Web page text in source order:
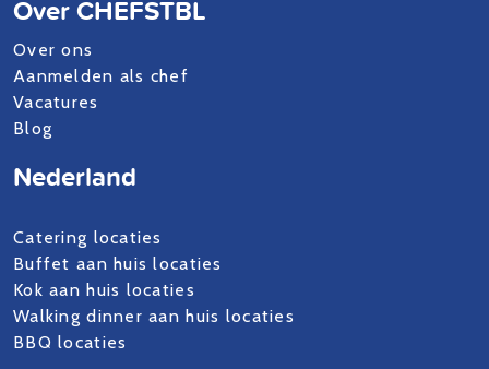
Over CHEFSTBL
Over ons
Aanmelden als chef
Vacatures
Blog
Nederland
Catering locaties
Buffet aan huis locaties
Kok aan huis locaties
Walking dinner aan huis locaties
BBQ locaties